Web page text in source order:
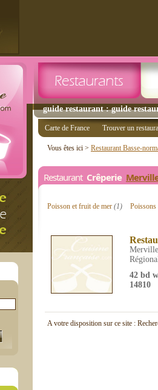
guide restaurant : guide
Carte de France Trouver un
Vous êtes ici > Restaurant Basse-
Restaurant Crêperie
Poisson et fruit de mer (1) Poissons
42 bd
14810
A votre disposition sur ce site :